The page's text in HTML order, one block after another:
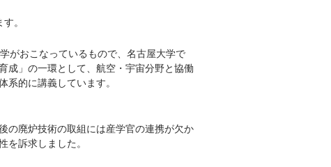
。
がおこなっているもので、名古屋大学で
成」の一環として、航空・宇宙分野と協働
系的に講義しています。
の廃炉技術の取組には産学官の連携が欠か
を訴求しました。